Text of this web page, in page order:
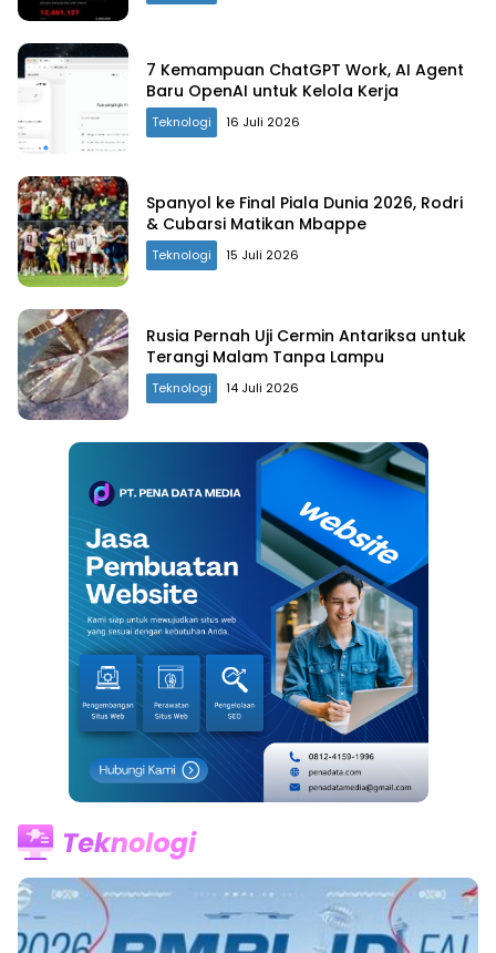
7 Kemampuan ChatGPT Work, AI Agent
Baru OpenAI untuk Kelola Kerja
Teknologi 16 Juli 2026
Spanyol ke Final Piala Dunia 2026, Rodri
& Cubarsi Matikan Mbappe
Teknologi 15 Juli 2026
Rusia Pernah Uji Cermin Antariksa untuk
Terangi Malam Tanpa Lampu
Teknologi 14 Juli 2026